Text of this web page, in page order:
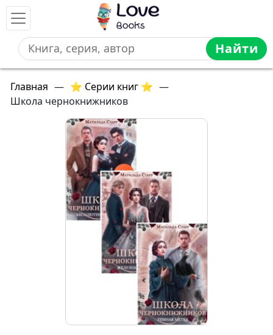
Найти
Главная — ⭐ Серии книг ⭐ —
Школа чернокнижников